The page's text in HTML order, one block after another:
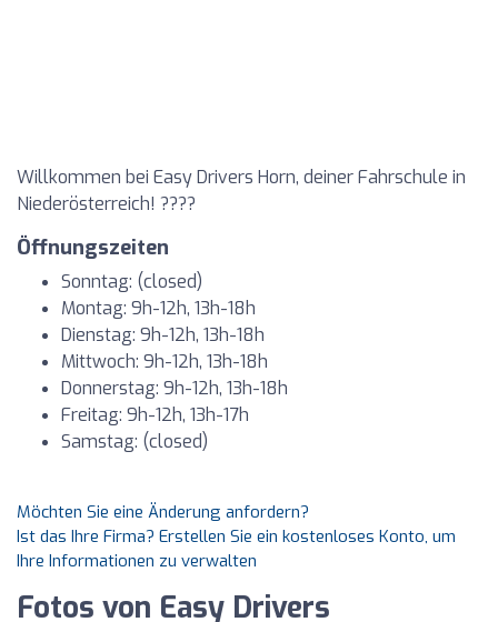
Willkommen bei Easy Drivers Horn, deiner Fahrschule in
Niederösterreich! ????
Öffnungszeiten
Sonntag: (closed)
Montag: 9h-12h, 13h-18h
Dienstag: 9h-12h, 13h-18h
Mittwoch: 9h-12h, 13h-18h
Donnerstag: 9h-12h, 13h-18h
Freitag: 9h-12h, 13h-17h
Samstag: (closed)
Möchten Sie eine Änderung anfordern?
Ist das Ihre Firma? Erstellen Sie ein kostenloses Konto, um
Ihre Informationen zu verwalten
Fotos von Easy Drivers